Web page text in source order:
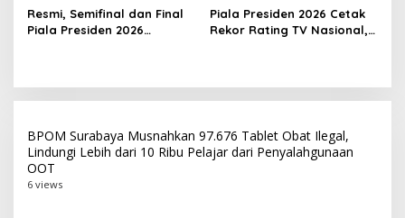
Tekanan Mental Atlet Laki-
Laki
Barometer Bola Tangan
Indonesia
Resmi, Semifinal dan Final
Piala Presiden 2026
Piala Presiden 2026 Cetak
Rekor Rating TV Nasional,
BPOM Surabaya Musnahkan 97.676 Tablet Obat Ilegal,
Lindungi Lebih dari 10 Ribu Pelajar dari Penyalahgunaan
OOT
6 views